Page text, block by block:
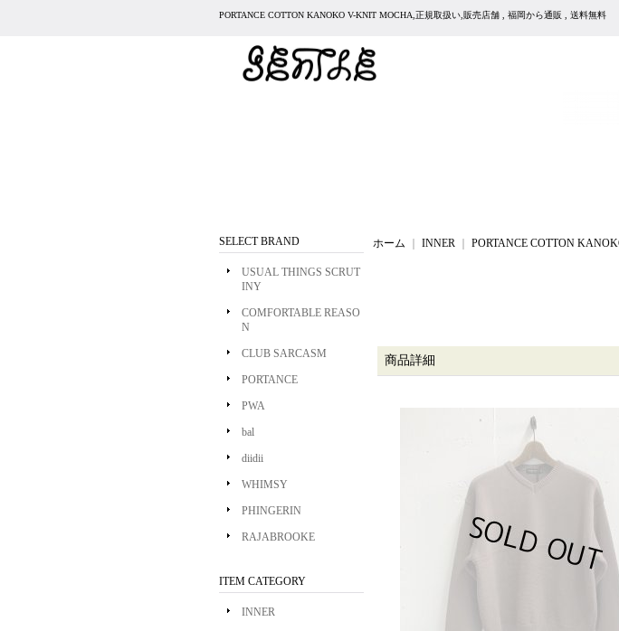
PORTANCE COTTON KANOKO V-KNIT MOCHA,正規取扱い,販売店舗 , 福岡から通販 , 送料無料
SELECT BRAND
USUAL THINGS SCRUT
INY
COMFORTABLE REASO
N
CLUB SARCASM
PORTANCE
PWA
bal
diidii
WHIMSY
PHINGERIN
RAJABROOKE
ITEM CATEGORY
INNER
ホーム INNER PORTANCE COTTON
商品詳細